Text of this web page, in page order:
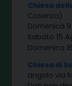
Chiesa
Cosenza)
Domenica
Sabato 15
Domenica
Chiesa di
angolo via